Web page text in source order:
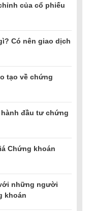
của cổ phiếu
Có nên giao dịch
tạo về chứng
đầu tư chứng
Chứng khoán
những người
khoán